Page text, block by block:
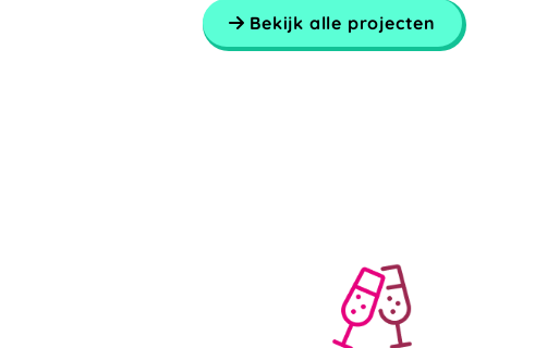
Bekijk alle projecten